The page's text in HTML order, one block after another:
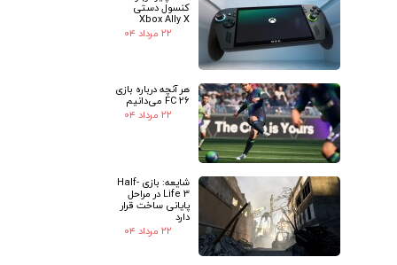
کنسول دستی
Xbox Ally X
۲۲ مرداد ۰۴
هر آنچه درباره بازی
FC 26 می‌دانیم
۲۲ مرداد ۰۴
شایعه: بازی Half-
Life 3 در مراحل
پایانی ساخت قرار
دارد
۲۲ مرداد ۰۴